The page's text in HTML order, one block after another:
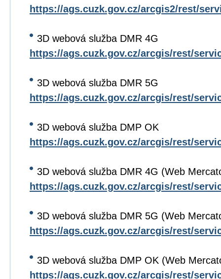
https://ags.cuzk.gov.cz/arcgis2/rest/
3D webová služba DMR 4G
https://ags.cuzk.gov.cz/arcgis/rest/
3D webová služba DMR 5G
https://ags.cuzk.gov.cz/arcgis/rest/
3D webová služba DMP OK
https://ags.cuzk.gov.cz/arcgis/rest/
3D webová služba DMR 4G (Web
https://ags.cuzk.gov.cz/arcgis/rest/
3D webová služba DMR 5G (Web
https://ags.cuzk.gov.cz/arcgis/rest/
3D webová služba DMP OK (Web
https://ags.cuzk.gov.cz/arcgis/rest/